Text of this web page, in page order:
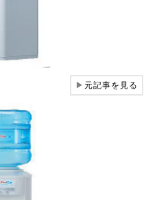
▶元記事を見る